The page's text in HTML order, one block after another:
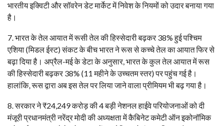
भारतीय इक्विटी और सॉवरेन डेट मार्केट में निवेश के नियमों को उदार बनाया गया
है।
​7. भारत के तेल आयात में रूसी तेल की हिस्सेदारी बढ़कर 38% हुई पश्चिम
एशिया (मिडल ईस्ट) संकट के बीच भारत ने रूस से कच्चे तेल का आयात फिर से
बढ़ा दिया है। अप्रैल-मई के डेटा के अनुसार, भारत के कुल तेल आयात में रूस
की हिस्सेदारी बढ़कर 38% (11 महीने के उच्चतम स्तर) पर पहुंच गई है।
हालांकि, रूस द्वारा अब इस तेल पर लिया जाने वाला प्रीमियम भी बढ़ गया है।
​8. सरकार ने ₹24,249 करोड़ की 4 बड़ी नेशनल हाईवे परियोजनाओं को दी
मंजूरी प्रधानमंत्री नरेंद्र मोदी की अध्यक्षता में कैबिनेट कमेटी ऑन इकोनॉमिक